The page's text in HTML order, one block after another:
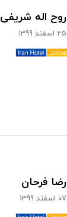
روح اله شریفی
25 اسفند 1399
رضا فرحان
07 اسفند 1399